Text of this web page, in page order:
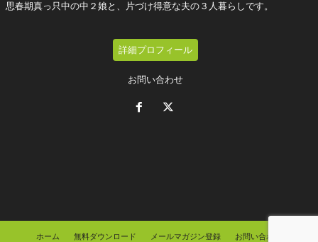
思春期真っ只中の中２娘と、片づけ得意な夫の３人暮らしです。
詳細プロフィール
お問い合わせ
ホーム 無料ダウンロード メールマガジン登録 お問い合わせ